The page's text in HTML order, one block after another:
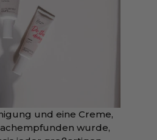
und eine Creme,
wurde,